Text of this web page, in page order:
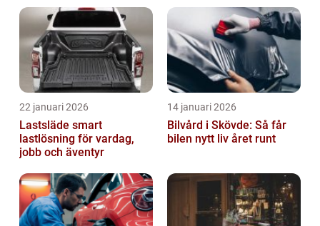
22 januari 2026
Lastsläde smart
lastlösning för vardag,
jobb och äventyr
14 januari 2026
Bilvård i Skövde: Så får
bilen nytt liv året runt